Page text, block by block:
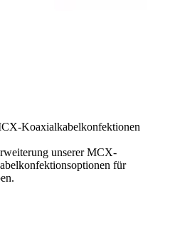
Koaxialkabelkonfektionen
unserer MCX-
für